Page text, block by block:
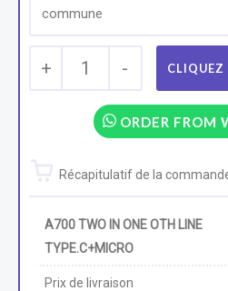
+ 1 -
ORDER FROM
Récapitulatif de la
A700 TWO IN ONE OTH LINE
TYPE.C+MICRO
Prix de livraison